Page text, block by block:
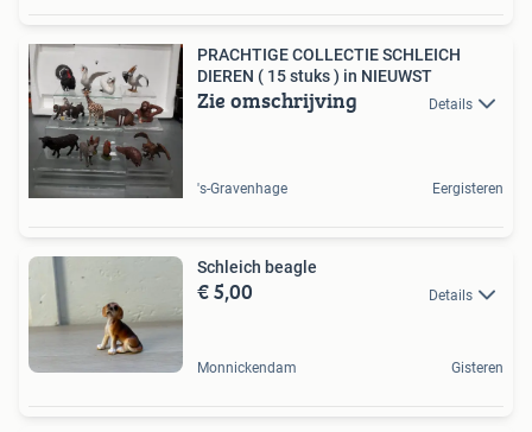
PRACHTIGE COLLECTIE SCHLEICH
DIEREN ( 15 stuks ) in NIEUWST
Zie omschrijving Details
's-Gravenhage Eergisteren
Schleich beagle
€ 5,00 Details
Monnickendam Gisteren